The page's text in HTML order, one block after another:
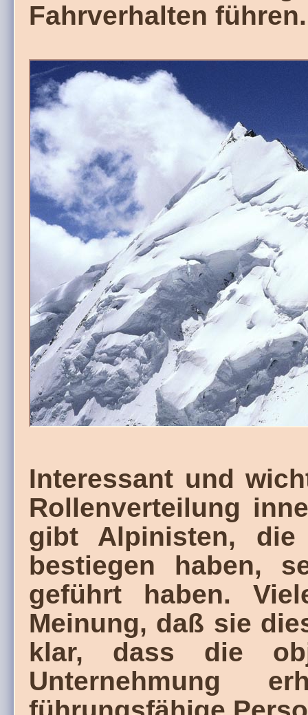
Fahrverhalten führen.
Interessant und
Rollenverteilung
gibt Alpinisten, die
bestiegen haben,
geführt haben.
Meinung, daß sie
klar, dass die
Unternehmung